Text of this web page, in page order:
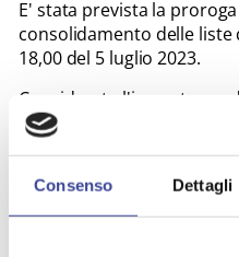
Consenso Dettagli
E' stata prevista la
consolidamento delle
18,00 del 5 luglio 2023.
Considerata l'importanza
invitiamo a dare
un maggior dettaglio
consolidamento delle liste.